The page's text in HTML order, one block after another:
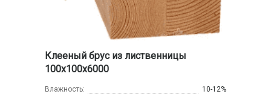
Клееный брус из лиственницы
100х100х6000
Влажность:
10-12%